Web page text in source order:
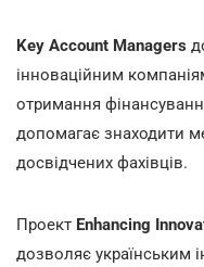
Key Account Managers
інноваційним
отримання
допомагає знаходити
досвідчених фахівців.
Проект Enhancing
дозволяє українським